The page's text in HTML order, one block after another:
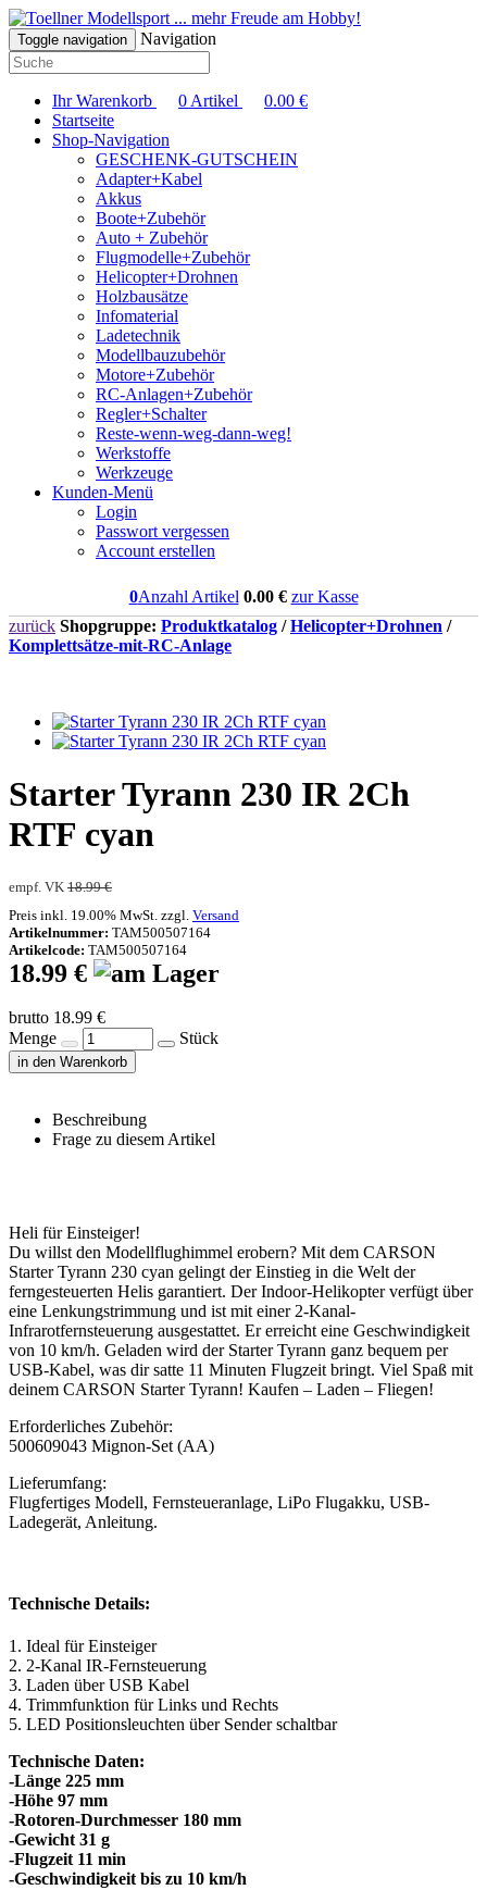
... mehr Freude am Hobby!
Toggle navigation Navigation
Ihr Warenkorb 0 Artikel 0.00 €
Startseite
Shop-Navigation
GESCHENK-GUTSCHEIN
Adapter+Kabel
Akkus
Boote+Zubehör
Auto + Zubehör
Flugmodelle+Zubehör
Helicopter+Drohnen
Holzbausätze
Infomaterial
Ladetechnik
Modellbauzubehör
Motore+Zubehör
RC-Anlagen+Zubehör
Regler+Schalter
Reste-wenn-weg-dann-weg!
Werkstoffe
Werkzeuge
Kunden-Menü
Login
Passwort vergessen
Account erstellen
0Anzahl Artikel 0.00€ zur Kasse
zurück Shopgruppe: Produktkatalog /Helicopter+Drohnen /
Komplettsätze-mit-RC-Anlage
Starter Tyrann 230 IR 2Ch
RTF cyan
empf. VK 18.99 €
Preis inkl. 19.00% MwSt. zzgl. Versand
Artikelnummer: TAM500507164
Artikelcode: TAM500507164
18.99 €
brutto 18.99 €
Menge
Stück
in den Warenkorb
Beschreibung
Frage zu diesem Artikel
Heli für Einsteiger!
Du willst den Modellflughimmel erobern? Mit dem CARSON
Starter Tyrann 230 cyan gelingt der Einstieg in die Welt der
ferngesteuerten Helis garantiert. Der Indoor-Helikopter verfügt über
eine Lenkungstrimmung und ist mit einer 2-Kanal-
Infrarotfernsteuerung ausgestattet. Er erreicht eine Geschwindigkeit
von 10 km/h. Geladen wird der Starter Tyrann ganz bequem per
USB-Kabel, was dir satte 11 Minuten Flugzeit bringt. Viel Spaß mit
deinem CARSON Starter Tyrann! Kaufen – Laden – Fliegen!
Erforderliches Zubehör:
500609043 Mignon-Set (AA)
Lieferumfang:
Flugfertiges Modell, Fernsteueranlage, LiPo Flugakku, USB-
Technische Details:
1. Ideal für Einsteiger
2. 2-Kanal IR-Fernsteuerung
3. Laden über USB Kabel
4. Trimmfunktion für Links und Rechts
5. LED Positionsleuchten über Sender schaltbar
Technische Daten:
-Länge 225 mm
-Höhe 97 mm
-Rotoren-Durchmesser 180 mm
-Gewicht 31 g
-Flugzeit 11 min
-Geschwindigkeit bis zu 10 km/h